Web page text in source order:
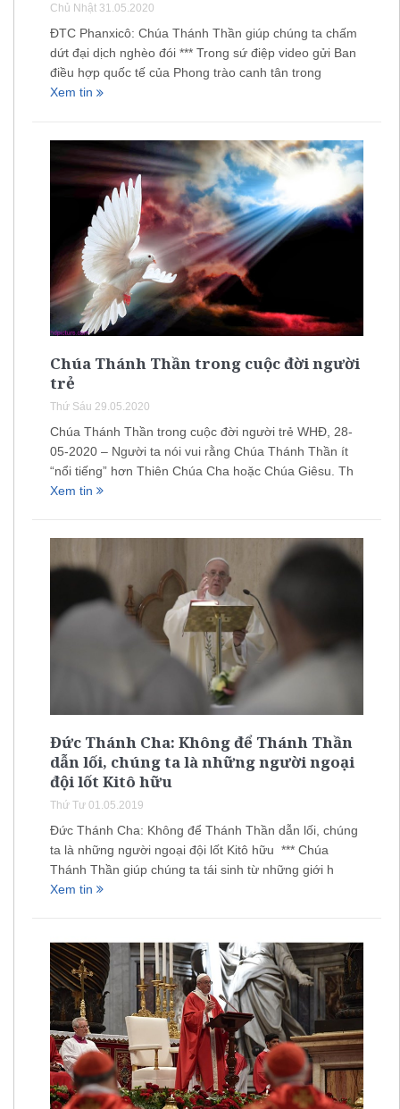
Chủ Nhật 31.05.2020
ĐTC Phanxicô: Chúa Thánh Thần giúp chúng ta chấm
dứt đại dịch nghèo đói *** Trong sứ điệp video gửi Ban
điều hợp quốc tế của Phong trào canh tân trong
Xem tin
Chúa Thánh Thần trong cuộc đời người
trẻ
Thứ Sáu 29.05.2020
Chúa Thánh Thần trong cuộc đời người trẻ WHĐ, 28-
05-2020 – Người ta nói vui rằng Chúa Thánh Thần ít
“nổi tiếng” hơn Thiên Chúa Cha hoặc Chúa Giêsu. Th
Xem tin
Đức Thánh Cha: Không để Thánh Thần
dẫn lối, chúng ta là những người ngoại
đội lốt Kitô hữu
Thứ Tư 01.05.2019
Đức Thánh Cha: Không để Thánh Thần dẫn lối, chúng
ta là những người ngoại đội lốt Kitô hữu *** Chúa
Thánh Thần giúp chúng ta tái sinh từ những giới h
Xem tin